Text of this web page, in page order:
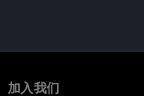
加入我们